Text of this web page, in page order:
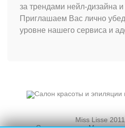
за трендами нейл-дизайна
Приглашаем Вас лично
уровне нашего сервиса и
Miss Lisse